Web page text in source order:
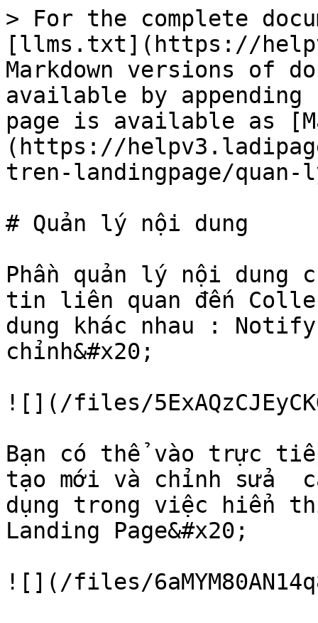
> For the complete
[llms.txt](https://
Markdown versions of
available by
page is available as
(https://
tren-landingpage/quan-
# Quản lý nội dung
Phần quản lý nội dung
tin liên quan đến
dung khác nhau :
chỉnh&#x20;
![](/files/
Bạn có thể vào trực
tạo mới và chỉnh sửa
dụng trong việc hiển
Landing Page&#x20;